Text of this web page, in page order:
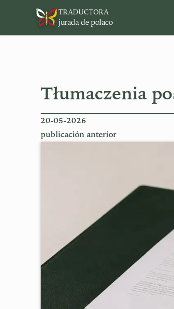
TRADUCTORA
jurada de polaco
Tłumaczenia
20-05-2026
publicación anterior